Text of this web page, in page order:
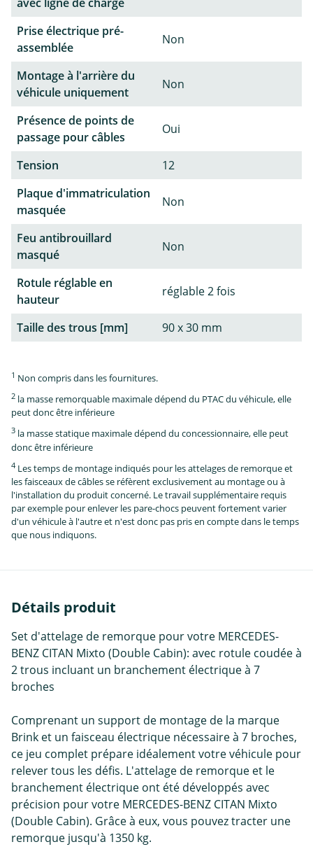
Prise électrique pré-
assemblée
Non
Montage à l'arrière du
véhicule uniquement
Non
Présence de points de
passage pour câbles
Oui
Tension
12
Plaque d'immatriculation
masquée
Non
Feu antibrouillard
masqué
Non
Rotule réglable en
hauteur
réglable 2 fois
Taille des trous [mm] 90 x 30 mm
1 Non compris dans les fournitures.
2 la masse remorquable maximale dépend du PTAC du véhicule, elle
peut donc être inférieure
3 la masse statique maximale dépend du concessionnaire, elle peut
donc être inférieure
4 Les temps de montage indiqués pour les attelages de remorque et
les faisceaux de câbles se réfèrent exclusivement au montage ou à
l'installation du produit concerné. Le travail supplémentaire requis
par exemple pour enlever les pare-chocs peuvent fortement varier
d'un véhicule à l'autre et n'est donc pas pris en compte dans le temps
que nous indiquons.
Détails produit
Set d'attelage de remorque pour votre MERCEDES-
BENZ CITAN Mixto (Double Cabin): avec rotule coudée à
2 trous incluant un branchement électrique à 7
broches
Comprenant un support de montage de la marque
Brink et un faisceau électrique nécessaire à 7 broches,
ce jeu complet prépare idéalement votre véhicule pour
relever tous les défis. L'attelage de remorque et le
branchement électrique ont été développés avec
précision pour votre MERCEDES-BENZ CITAN Mixto
(Double Cabin). Grâce à eux, vous pouvez tracter une
remorque jusqu'à 1350 kg.